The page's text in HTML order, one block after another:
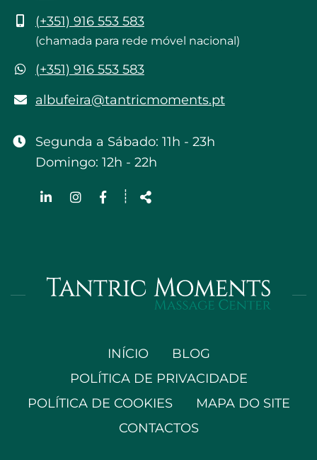
Telemóvel
(+351) 916 553 583
(chamada para rede móvel nacional)
WhatsApp
(+351) 916 553 583
albufeira@tantricmoments.pt
albufeira@tantricmoments.pt
Segunda a Sábado: 11h - 23h
Domingo: 12h - 22h
Siga-
┊
INÍCIO
BLOG
POLÍTICA DE PRIVACIDADE
POLÍTICA DE COOKIES
MAPA DO SITE
CONTACTOS